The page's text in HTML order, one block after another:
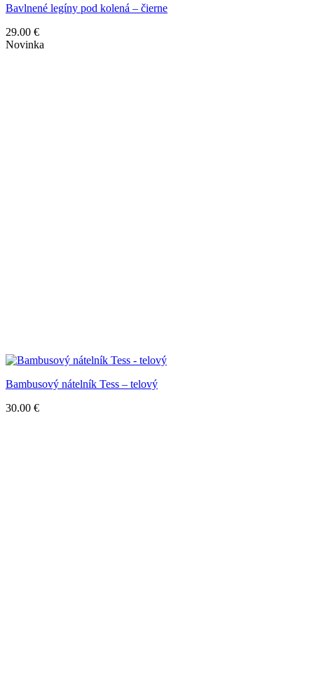
Bavlnené legíny pod kolená – čierne
29.00 €
Novinka
Bambusový nátelník Tess – telový
30.00 €